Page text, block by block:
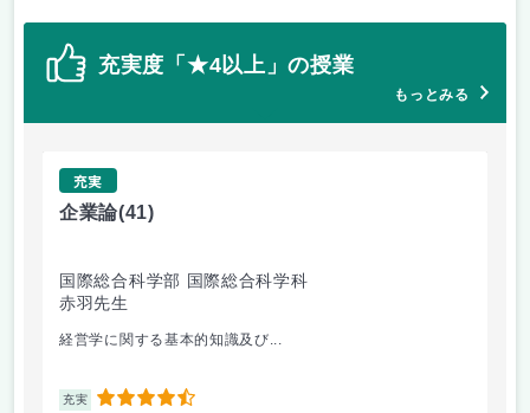
充実度「★4以上」の授業
もっとみる
充実
企業論(41)
国際総合科学部 国際総合科学科
赤羽先生
経営学に関する基本的知識及び...
充実 4.5